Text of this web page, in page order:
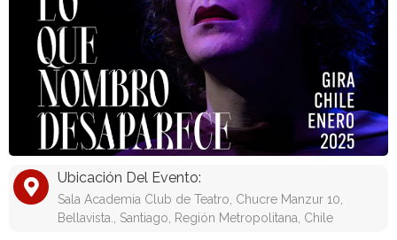
Ubicación Del Evento:
Sala Academia Club de Teatro, Chucre Manzur 10,
Bellavista., Santiago, Región Metropolitana, Chile